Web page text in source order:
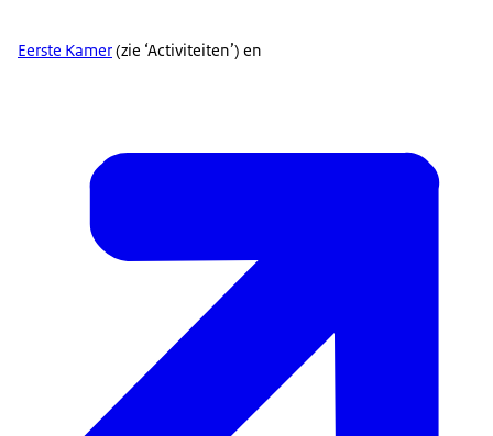
Eerste Kamer(zie ‘Activiteiten’) en